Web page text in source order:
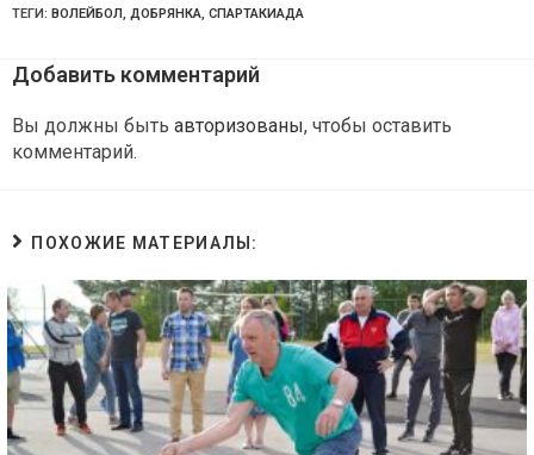
ТЕГИ: ВОЛЕЙБОЛ, ДОБРЯНКА, СПАРТАКИАДА
Добавить комментарий
Вы должны быть авторизованы, чтобы оставить
комментарий.
ПОХОЖИЕ МАТЕРИАЛЫ: